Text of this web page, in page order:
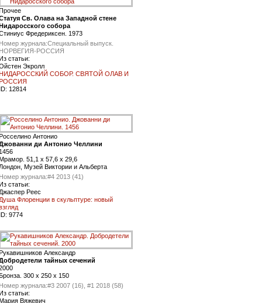
Св. Олава на Западной стене
собора
Фредериксен. 1973
Номер журнала:Специальный выпуск.
НОРВЕГИЯ-РОССИЯ
статьи:
Экролл
СОБОР. СВЯТОЙ ОЛАВ И
ID: 12814
Антонио
ди Антонио Челлини
1456
51,1 x 57,6 x 29,6
Лондон, Музей Виктории и Альберта
Номер журнала:#4 2013 (41)
статьи:
Джаспер Реес
Душа Флоренции в скульптуре: новый
ID: 9774
Александр
тайных сечений
300 х 250 х 150
Номер журнала:#3 2007 (16), #1 2018 (58)
статьи:
Вяжевич